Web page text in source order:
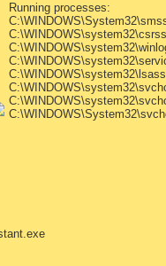
Running processes: